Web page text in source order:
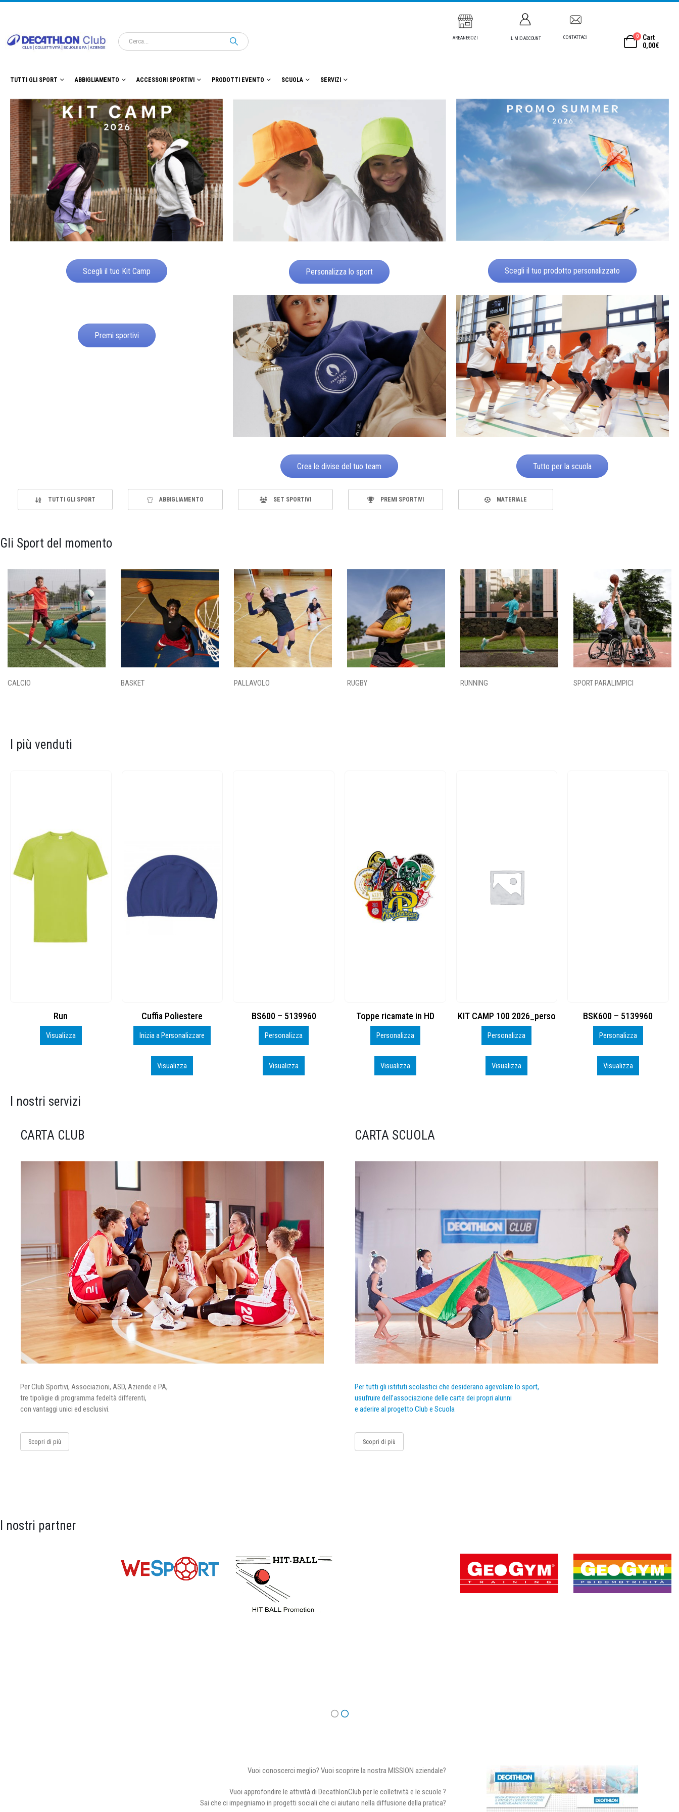
AREANEGOZI IL MIO ACCOUNT CONTATTACI 0
Cart
0,00€
TUTTI GLI SPORT ABBIGLIAMENTO ACCESSORI SPORTIVI PRODOTTI EVENTO SCUOLA SERVIZI
Scegli il tuo Kit Camp Personalizza lo sport Scegli il tuo prodotto personalizzato
Premi sportivi
Crea le divise del tuo team Tutto per la scuola
TUTTI GLI SPORT ABBIGLIAMENTO SET SPORTIVI PREMI SPORTIVI MATERIALE
Gli Sport del momento
CALCIO BASKET PALLAVOLO RUGBY RUNNING SPORT PARALIMPICI
I più venduti
Cuffia Poliestere
Inizia a Personalizzare
BS600 – 5139960
Personalizza
Visualizza
Toppe ricamate in HD
Personalizza
Visualizza
KIT CAMP 100 2026_perso
Personalizza
Visualizza
BSK600 – 5139960
Personalizza
Visualizza
DTF
Personalizza
Visualizza
I nostri servizi
CARTA CLUB
Per Club Sportivi, Associazioni, ASD, Aziende e PA,
tre tipoligie di programma fedeltà differenti,
con vantaggi unici ed esclusivi.
Scopri di più
CARTA SCUOLA
Per tutti gli istituti scolastici che desiderano agevolare lo sport,
usufruire dell’associazione delle carte dei propri alunni
e aderire al progetto Club e Scuola
Scopri di più
I nostri partner
Vuoi conoscerci meglio? Vuoi scoprire la nostra MISSION aziendale?
Vuoi approfondire le attività di DecathlonClub per le colletività e le scuole ?
Sai che ci impegniamo in progetti sociali che ci aiutano nella diffusione della pratica?